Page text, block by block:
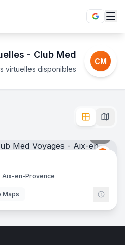
- Club Med
virtuelles disponibles
CM
en visite
Aix-en-Provence
Maps